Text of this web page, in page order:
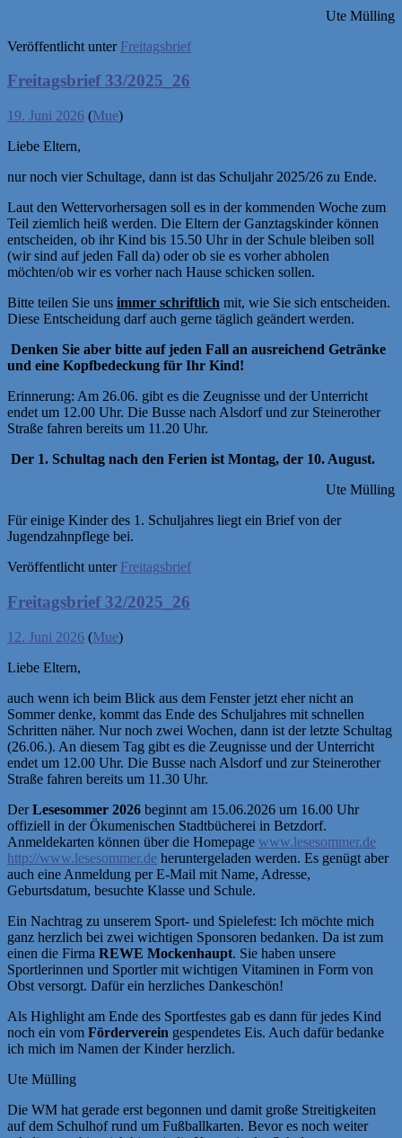
Ute Mülling
Veröffentlicht unter Freitagsbrief
Freitagsbrief 33/2025_26
19. Juni 2026 (Mue)
Liebe Eltern,
nur noch vier Schultage, dann ist das Schuljahr 2025/26 zu Ende.
Laut den Wettervorhersagen soll es in der kommenden Woche zum
Teil ziemlich heiß werden. Die Eltern der Ganztagskinder können
entscheiden, ob ihr Kind bis 15.50 Uhr in der Schule bleiben soll
(wir sind auf jeden Fall da) oder ob sie es vorher abholen
möchten/ob wir es vorher nach Hause schicken sollen.
Bitte teilen Sie uns immer schriftlich mit, wie Sie sich entscheiden.
Diese Entscheidung darf auch gerne täglich geändert werden.
Denken Sie aber bitte auf jeden Fall an ausreichend Getränke
und eine Kopfbedeckung für Ihr Kind!
Erinnerung: Am 26.06. gibt es die Zeugnisse und der Unterricht
endet um 12.00 Uhr. Die Busse nach Alsdorf und zur Steinerother
Straße fahren bereits um 11.20 Uhr.
Der 1. Schultag nach den Ferien ist Montag, der 10. August.
Ute Mülling
Für einige Kinder des 1. Schuljahres liegt ein Brief von der
Jugendzahnpflege bei.
Veröffentlicht unter Freitagsbrief
Freitagsbrief 32/2025_26
12. Juni 2026 (Mue)
Liebe Eltern,
auch wenn ich beim Blick aus dem Fenster jetzt eher nicht an
Sommer denke, kommt das Ende des Schuljahres mit schnellen
Schritten näher. Nur noch zwei Wochen, dann ist der letzte Schultag
(26.06.). An diesem Tag gibt es die Zeugnisse und der Unterricht
endet um 12.00 Uhr. Die Busse nach Alsdorf und zur Steinerother
Straße fahren bereits um 11.30 Uhr.
DerLesesommer 2026 beginnt am 15.06.2026 um 16.00 Uhr
offiziell in der Ökumenischen Stadtbücherei in Betzdorf.
Anmeldekarten können über die Homepage www.lesesommer.de
http://www.lesesommer.de heruntergeladen werden. Es genügt aber
auch eine Anmeldung per E-Mail mit Name, Adresse,
Geburtsdatum, besuchte Klasse und Schule.
Ein Nachtrag zu unserem Sport- und Spielefest: Ich möchte mich
ganz herzlich bei zwei wichtigen Sponsoren bedanken. Da ist zum
einen die Firma REWE Mockenhaupt. Sie haben unsere
Sportlerinnen und Sportler mit wichtigen Vitaminen in Form von
Obst versorgt. Dafür ein herzliches Dankeschön!
Als Highlight am Ende des Sportfestes gab es dann für jedes Kind
noch ein vom Förderverein gespendetes Eis. Auch dafür bedanke
ich mich im Namen der Kinder herzlich.
Ute Mülling
Die WM hat gerade erst begonnen und damit große Streitigkeiten
auf dem Schulhof rund um Fußballkarten. Bevor es noch weiter